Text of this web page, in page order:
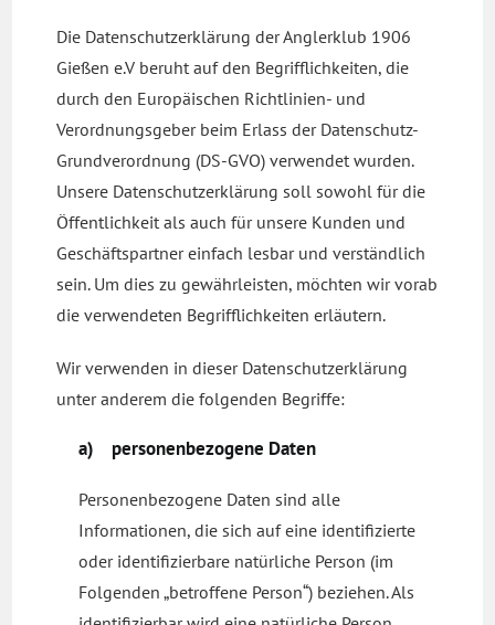
Die Datenschutzerklärung der Anglerklub 1906
Gießen e.V beruht auf den Begrifflichkeiten, die
durch den Europäischen Richtlinien- und
Verordnungsgeber beim Erlass der Datenschutz-
Grundverordnung (DS-GVO) verwendet wurden.
Unsere Datenschutzerklärung soll sowohl für die
Öffentlichkeit als auch für unsere Kunden und
Geschäftspartner einfach lesbar und verständlich
sein. Um dies zu gewährleisten, möchten wir vorab
die verwendeten Begrifflichkeiten erläutern.
Wir verwenden in dieser Datenschutzerklärung
unter anderem die folgenden Begriffe:
a) personenbezogene Daten
Personenbezogene Daten sind alle
Informationen, die sich auf eine identifizierte
oder identifizierbare natürliche Person (im
Folgenden „betroffene Person“) beziehen. Als